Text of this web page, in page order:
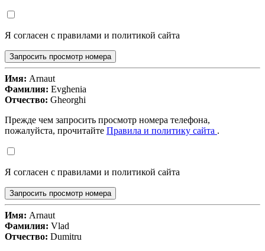
Я согласен с правилами и политикой сайта
Запросить просмотр номера
Имя: Arnaut
Фамилия: Evghenia
Отчество: Gheorghi
Прежде чем запросить просмотр номера телефона,
пожалуйста, прочитайте Правила и политику сайта .
Я согласен с правилами и политикой сайта
Запросить просмотр номера
Имя: Arnaut
Фамилия: Vlad
Отчество: Dumitru